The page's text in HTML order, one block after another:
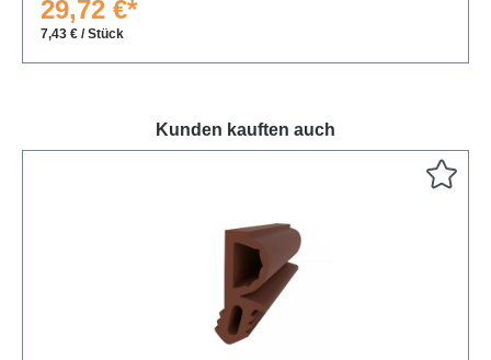
29,72 €*
7,43 € / Stück
Kunden kauften auch